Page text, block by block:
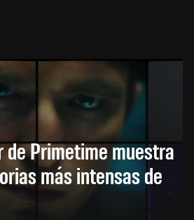
de Primetime muestra
más intensas de